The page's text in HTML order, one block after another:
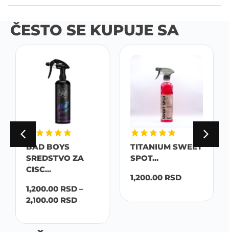
ČESTO SE KUPUJE SA
BAD BOYS
SREDSTVO ZA
CISC...
1,200.00 RSD –
2,100.00 RSD
TITANIUM SWEET
SPOT...
1,200.00 RSD